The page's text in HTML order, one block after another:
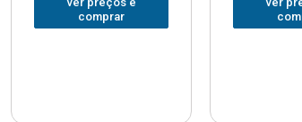
comprar
ver